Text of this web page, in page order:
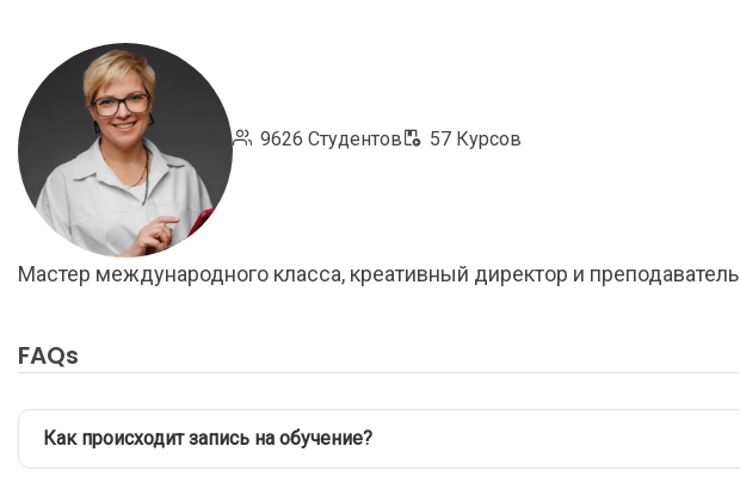
9626 Студентов 57 Курсов
Мастер международного класса, креативный директор и преподаватель
FAQs
Как происходит запись на обучение?